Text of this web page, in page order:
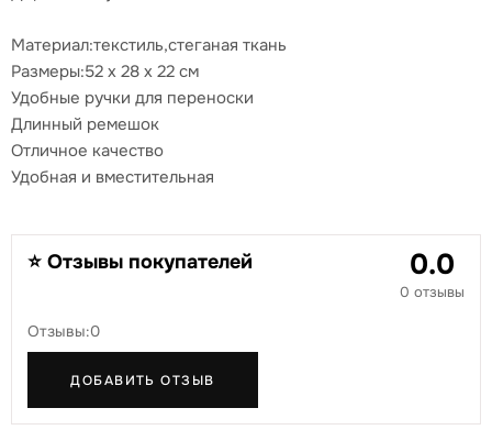
Материал:текстиль,cтеганая ткань
Размеры:52 x 28 x 22 см
Удобные ручки для переноски
Длинный ремешок
Отличное качество
Удобная и вместительная
⭐ Отзывы покупателей 0.0
0 отзывы
Отзывы:0
ДОБАВИТЬ ОТЗЫВ